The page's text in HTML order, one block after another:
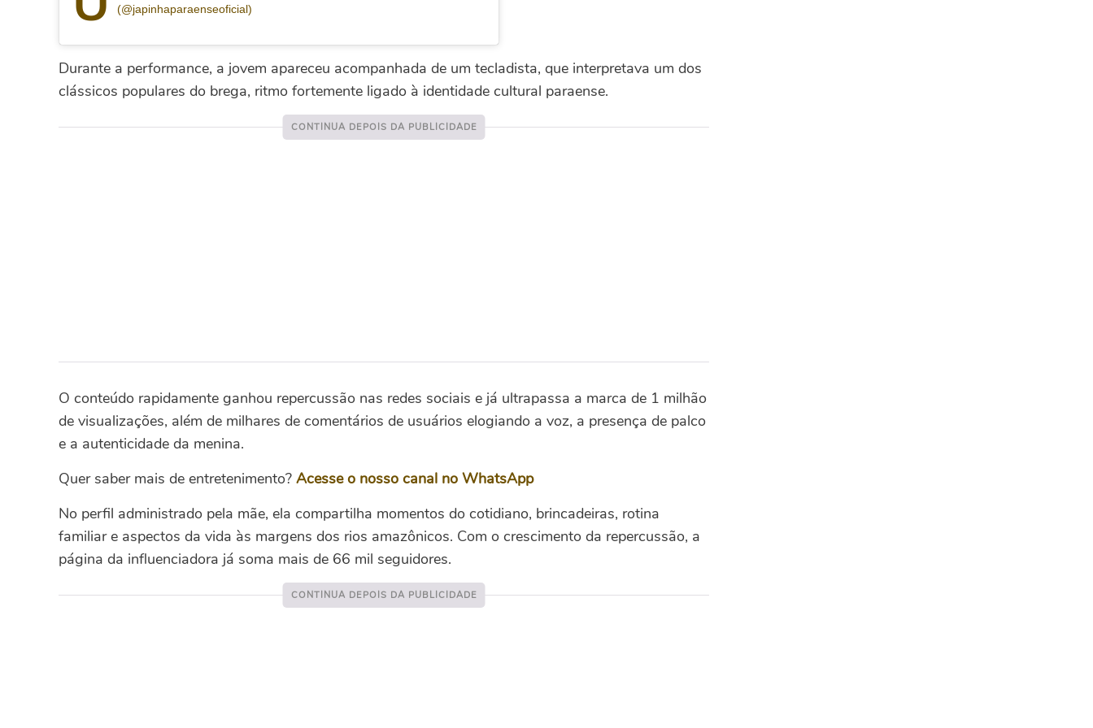
(@japinhaparaenseoficial)
Durante a performance, a jovem apareceu acompanhada de um tecladista, que interpretava um dos
clássicos populares do brega, ritmo fortemente ligado à identidade cultural paraense.
O conteúdo rapidamente ganhou repercussão nas redes sociais e já ultrapassa a marca de 1 milhão
de visualizações, além de milhares de comentários de usuários elogiando a voz, a presença de palco
e a autenticidade da menina.
Quer saber mais de entretenimento? Acesse o nosso canal no WhatsApp
No perfil administrado pela mãe, ela compartilha momentos do cotidiano, brincadeiras, rotina
familiar e aspectos da vida às margens dos rios amazônicos. Com o crescimento da repercussão, a
página da influenciadora já soma mais de 66 mil seguidores.